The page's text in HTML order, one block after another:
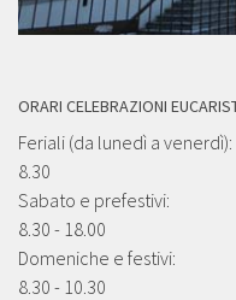
ORARI CELEBRAZIONI
Feriali (da lunedì a venerdì):
8.30
Sabato e prefestivi:
8.30 - 18.00
Domeniche e festivi:
8.30 - 10.30